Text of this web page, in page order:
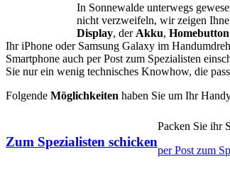
In Sonnewalde unterwegs
nicht verzweifeln, wir zeigen
Display, der Akku, Homebutton
Ihr iPhone oder Samsung Galaxy im
Smartphone auch per Post zum Spezialisten
Sie nur ein wenig technisches Knowhow, die
Folgende Möglichkeiten haben Sie um Ihr
Zum Spezialisten schicken
Packen Sie ihr
per Post zum